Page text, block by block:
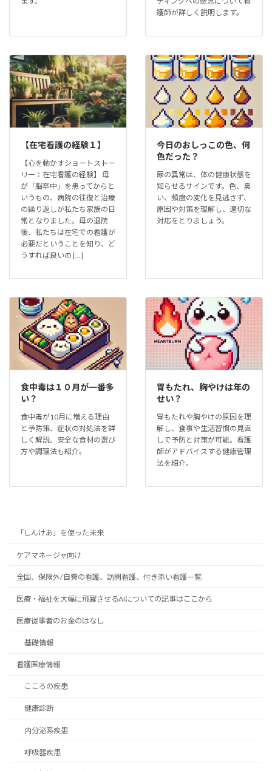
護師が詳しく説明します。
【在宅看護の経験１】
【心を動かすショートストー
リー：在宅看護の経験】 母
が「脳卒中」を患ってからと
いうもの、病院の往復と治療
の繰り返しが私たち家族の日
常となりました。母の退院
後、私たちは在宅での看護が
必要だということを知り、ど
うすれば良いの […]
今日のおしっこの色、何
色だった？
尿の異常は、体の健康状態を
知らせるサインです。色、臭
い、頻度の変化を見逃さず、
原因や対策を理解し、適切な
対応をとりましょう。
食中毒は１０月が一番多
い？
食中毒が10月に増える理由
と予防策、症状の対処法を詳
しく解説。安全な食材の選び
方や調理法も紹介。
胃もたれ、胸やけは年の
せい？
胃もたれや胸やけの原因を理
解し、食事や生活習慣の見直
しで予防と対策が可能。看護
師がアドバイスする健康管理
法を紹介。
「しんけあ」を使った未来
ケアマネージャ向け
全国、保険外/自費の看護、訪問看護、付き添い看護一覧
医療・福祉を大幅に飛躍させるAIについての記事はここから
医療従事者のお金のはなし
基礎情報
看護医療情報
こころの疾患
健康診断
内分泌系疾患
呼吸器疾患